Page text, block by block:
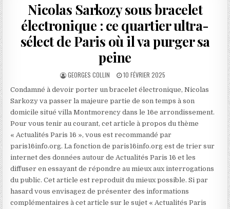
Nicolas Sarkozy sous bracelet
électronique : ce quartier ultra-
sélect de Paris où il va purger sa
peine
AUTHOR:
GEORGES COLLIN
PUBLISHED
10 FÉVRIER 2025
Condamné à devoir porter un bracelet électronique, Nicolas
Sarkozy va passer la majeure partie de son temps à son
domicile situé villa Montmorency dans le 16e arrondissement.
Pour vous tenir au courant, cet article à propos du thème
« Actualités Paris 16 », vous est recommandé par
paris16info.org. La fonction de paris16info.org est de trier sur
internet des données autour de Actualités Paris 16 et les
diffuser en essayant de répondre au mieux aux interrogations
du public. Cet article est reproduit du mieux possible. Si par
hasard vous envisagez de présenter des informations
complémentaires à cet article sur le sujet « Actualités Paris